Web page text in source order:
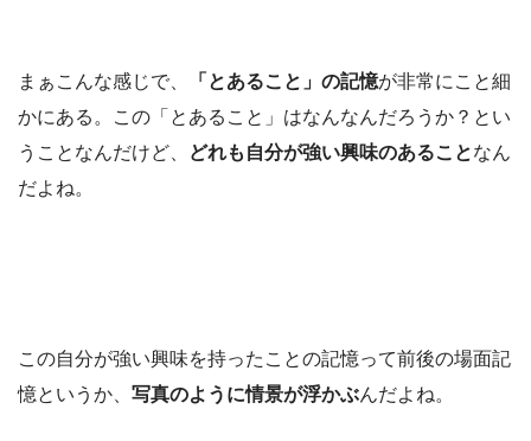
まぁこんな感じで、 「とあること」の記憶が非常にこと細
かにある。この「とあること」はなんなんだろうか？とい
うことなんだけど、
どれも自分が強い興味のあることなん
だよね。
この自分が強い興味を持ったことの記憶って前後の場面記
憶というか、 写真のように情景が浮かぶんだよね。